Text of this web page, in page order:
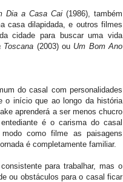
Dia a Casa Cai(1986), também
casa dilapidada, e outros filmes
cidade para buscar uma vida
(2003) ou Um Bom Ano
do casal com personalidades
o início que ao longo da história
aprenderá a ser menos chucro
é o carisma do casal
como filme as paisagens
é completamente familiar.
para trabalhar, mas o
ou obstáculos para o casal ficar